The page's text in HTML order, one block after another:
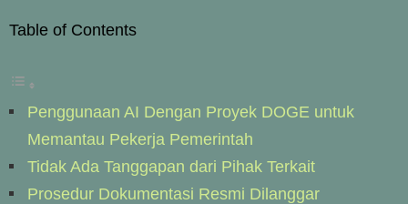
Table of Contents
Penggunaan AI Dengan Proyek DOGE untuk
Memantau Pekerja Pemerintah
Tidak Ada Tanggapan dari Pihak Terkait
Prosedur Dokumentasi Resmi Dilanggar